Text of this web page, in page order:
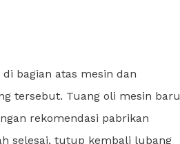
bagian atas mesin dan
tersebut. Tuang oli mesin baru
rekomendasi pabrikan
selesai, tutup kembali lubang